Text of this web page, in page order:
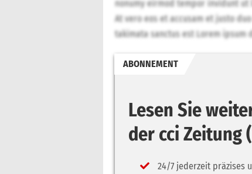
nonumy eirmod tempor invidunt
At vero eos et accusam et justo
takimata sanctus est Lorem ipsum
ABONNEMENT
Lesen Sie
der cci Zeitung
24/7 jederzeit präzises